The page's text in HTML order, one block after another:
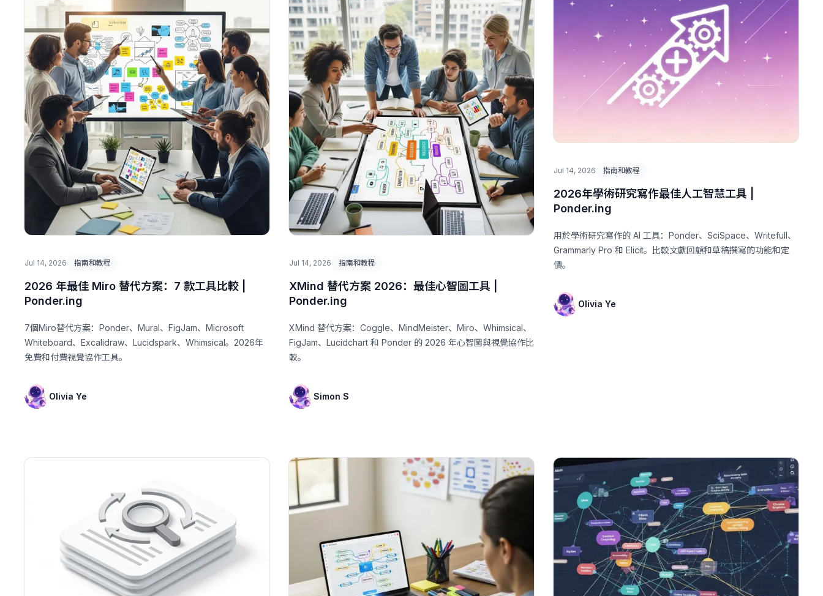
Jul 14, 2026 指南和教程
2026 年最佳 Miro 替代方案：7 款工具比較 |
Ponder.ing
7個Miro替代方案：Ponder、Mural、FigJam、Microsoft
Whiteboard、Excalidraw、Lucidspark、Whimsical。2026年
免費和付費視覺協作工具。
Olivia Ye
Jul 14, 2026 指南和教程
XMind 替代方案 2026：最佳心智圖工具 |
Ponder.ing
XMind 替代方案：Coggle、MindMeister、Miro、Whimsical、
FigJam、Lucidchart 和 Ponder 的 2026 年心智圖與視覺協作比
較。
Simon S
Jul 14, 2026 指南和教程
2026年學術研究寫作最佳人工智慧工具 |
Ponder.ing
用於學術研究寫作的 AI 工具：Ponder、SciSpace、Writefull、
Grammarly Pro 和 Elicit。比較文獻回顧和草稿撰寫的功能和定
價。
Olivia Ye